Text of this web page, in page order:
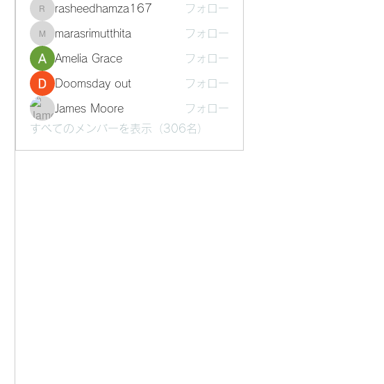
rasheedhamza167
rasheedhamza167 フォロー
marasrimutthita
marasrimutthita フォロー
Amelia Grace フォロー
Doomsday out フォロー
James Moore
フォロー
すべてのメンバーを表示（306名）